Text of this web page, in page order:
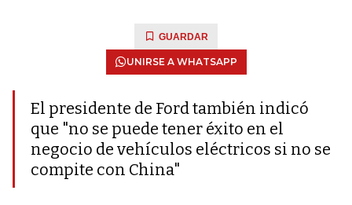
GUARDAR
UNIRSE A WHATSAPP
El presidente de Ford también indicó
que "no se puede tener éxito en el
negocio de vehículos eléctricos si no se
compite con China"